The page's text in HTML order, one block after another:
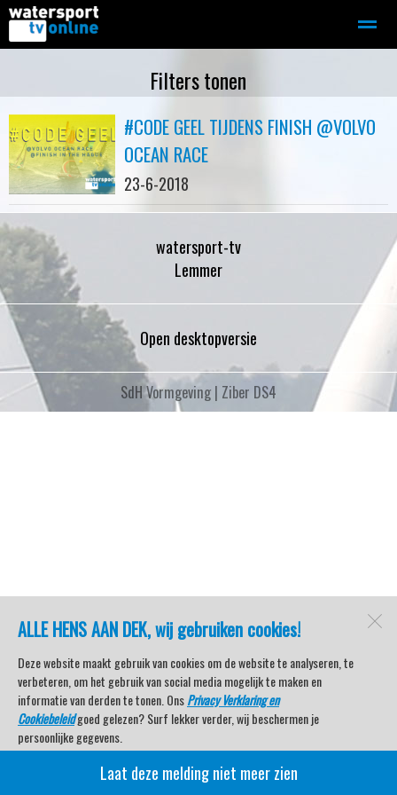
Motorboot-sloep Adverteren
Home
ALLE HENS AAN DEK, wij gebruiken cookies!
Deze website maakt gebruik van cookies om de website te analyseren, te
verbeteren, om het gebruik van social media mogelijk te maken en
informatie van derden te tonen. OnsPrivacy Verklaring en
Cookiebeleidgoed gelezen? Surf lekker verder, wij beschermen je
persoonlijke gegevens.
Veel kijkplezier met Watersport TV Beleving & Nieuws!
Laat deze melding niet meer zien
Filters tonen
#CODE GEEL TIJDENS FINISH @VOLVO
OCEAN RACE
23-6-2018
watersport-tv
Lemmer
Open desktopversie
SdH Vormgeving | Ziber DS4